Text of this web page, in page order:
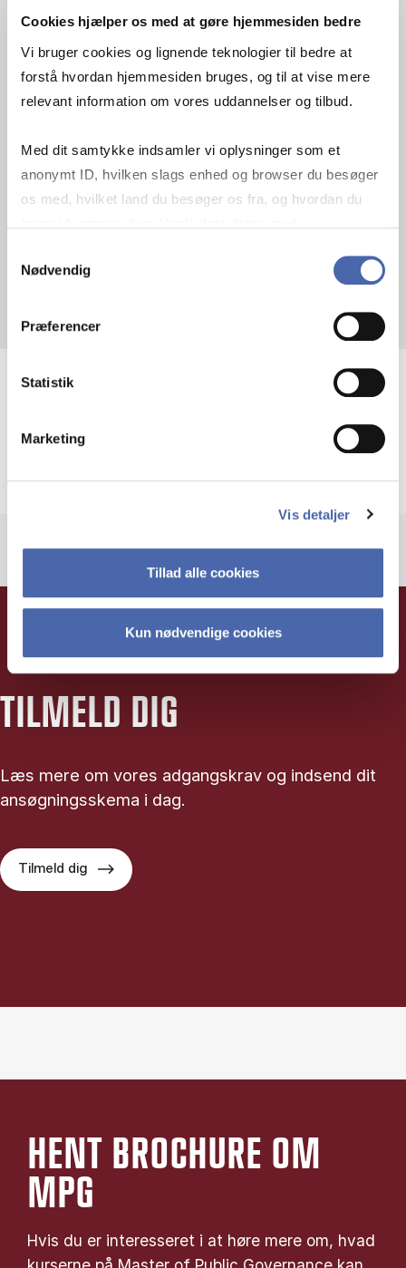
Cookies hjælper os med at gøre hjemmesiden bedre
Vi bruger cookies og lignende teknologier til bedre at
forstå hvordan hjemmesiden bruges, og til at vise mere
relevant information om vores uddannelser og tilbud.
Med dit samtykke indsamler vi oplysninger som et
anonymt ID, hvilken slags enhed og browser du besøger
os med, hvilket land du besøger os fra, og hvordan du
markedsføring. Du bestemmer selv - og kan altid trække
Nødvendig
Præferencer
Statistik
Marketing
Vis detaljer
Tillad alle cookies
Kun nødvendige cookies
Ekstern lektor
TILMELD DIG
Læs mere om vores adgangskrav og indsend dit
ansøgningsskema i dag.
Tilmeld dig
HENT BROCHURE OM
MPG
Hvis du er interesseret i at høre mere om, hvad